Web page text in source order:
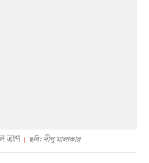
ছবি: দীপু মালাকার